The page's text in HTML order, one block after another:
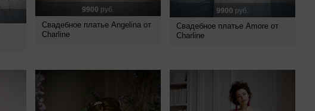
9900 руб.
Свадебное платье Angelina от
Charline
9900 руб.
Свадебное платье Amore от
Charline